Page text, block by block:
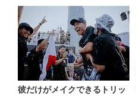
彼だけがメイクできるトリッ